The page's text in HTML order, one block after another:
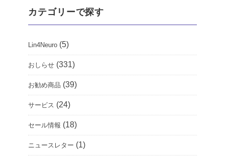
カテゴリーで探す
Lin4Neuro (5)
おしらせ (331)
お勧め商品 (39)
サービス (24)
セール情報 (18)
ニュースレター (1)